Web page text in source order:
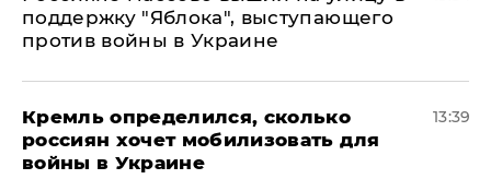
поддержку "Яблока", выступающего
против войны в Украине
Кремль определился, сколько
россиян хочет мобилизовать для
войны в Украине
13:39